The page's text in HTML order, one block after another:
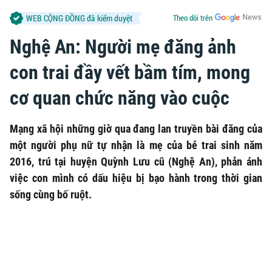
Nghệ An: Người mẹ đăng ảnh
con trai đầy vết bầm tím, mong
cơ quan chức năng vào cuộc
Mạng xã hội những giờ qua đang lan truyền bài đăng của
một người phụ nữ tự nhận là mẹ của bé trai sinh năm
2016, trú tại huyện Quỳnh Lưu cũ (Nghệ An), phản ánh
việc con mình có dấu hiệu bị bạo hành trong thời gian
sống cùng bố ruột.
Theo dõi trên
WEB CỘNG ĐỒNG đã kiểm duyệt